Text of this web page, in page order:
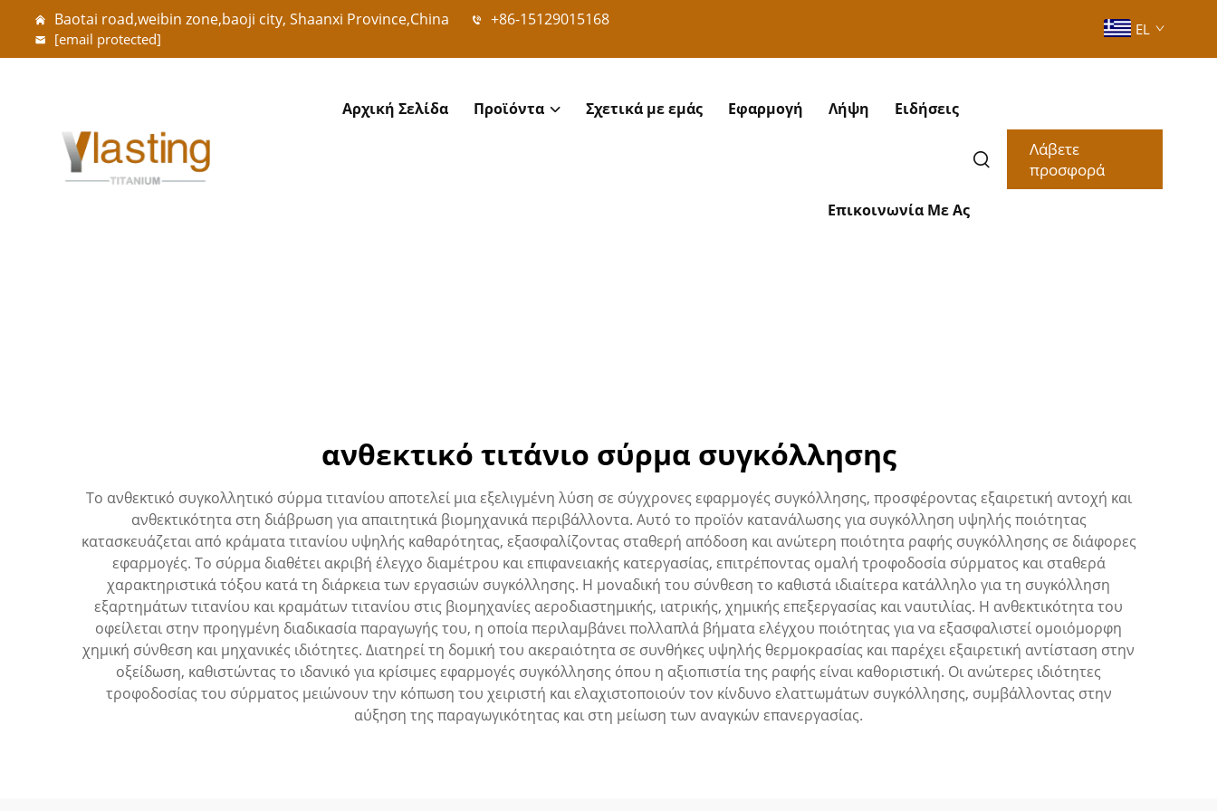
Baotai road,weibin zone,baoji city, Shaanxi Province,China +86-15129015168
[email protected]
EL
Αρχική Σελίδα Προϊόντα Σχετικά με εμάς Εφαρμογή Λήψη Ειδήσεις
Επικοινωνία Με Ας
Λάβετε
προσφορά
ανθεκτικό τιτάνιο σύρμα συγκόλλησης
Το ανθεκτικό συγκολλητικό σύρμα τιτανίου αποτελεί μια εξελιγμένη λύση σε σύγχρονες εφαρμογές συγκόλλησης, προσφέροντας εξαιρετική αντοχή και
ανθεκτικότητα στη διάβρωση για απαιτητικά βιομηχανικά περιβάλλοντα. Αυτό το προϊόν κατανάλωσης για συγκόλληση υψηλής ποιότητας
κατασκευάζεται από κράματα τιτανίου υψηλής καθαρότητας, εξασφαλίζοντας σταθερή απόδοση και ανώτερη ποιότητα ραφής συγκόλλησης σε διάφορες
εφαρμογές. Το σύρμα διαθέτει ακριβή έλεγχο διαμέτρου και επιφανειακής κατεργασίας, επιτρέποντας ομαλή τροφοδοσία σύρματος και σταθερά
χαρακτηριστικά τόξου κατά τη διάρκεια των εργασιών συγκόλλησης. Η μοναδική του σύνθεση το καθιστά ιδιαίτερα κατάλληλο για τη συγκόλληση
εξαρτημάτων τιτανίου και κραμάτων τιτανίου στις βιομηχανίες αεροδιαστημικής, ιατρικής, χημικής επεξεργασίας και ναυτιλίας. Η ανθεκτικότητα του
οφείλεται στην προηγμένη διαδικασία παραγωγής του, η οποία περιλαμβάνει πολλαπλά βήματα ελέγχου ποιότητας για να εξασφαλιστεί ομοιόμορφη
χημική σύνθεση και μηχανικές ιδιότητες. Διατηρεί τη δομική του ακεραιότητα σε συνθήκες υψηλής θερμοκρασίας και παρέχει εξαιρετική αντίσταση στην
οξείδωση, καθιστώντας το ιδανικό για κρίσιμες εφαρμογές συγκόλλησης όπου η αξιοπιστία της ραφής είναι καθοριστική. Οι ανώτερες ιδιότητες
τροφοδοσίας του σύρματος μειώνουν την κόπωση του χειριστή και ελαχιστοποιούν τον κίνδυνο ελαττωμάτων συγκόλλησης, συμβάλλοντας στην
αύξηση της παραγωγικότητας και στη μείωση των αναγκών επανεργασίας.